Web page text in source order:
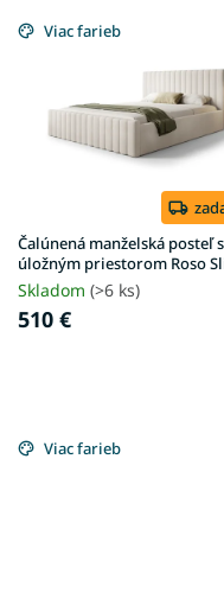
Viac farieb
Čalúnená manželská posteľ s
úložným priestorom Roso
180x200 - piesková
Skladom (>6 ks)
510 €
Viac farieb